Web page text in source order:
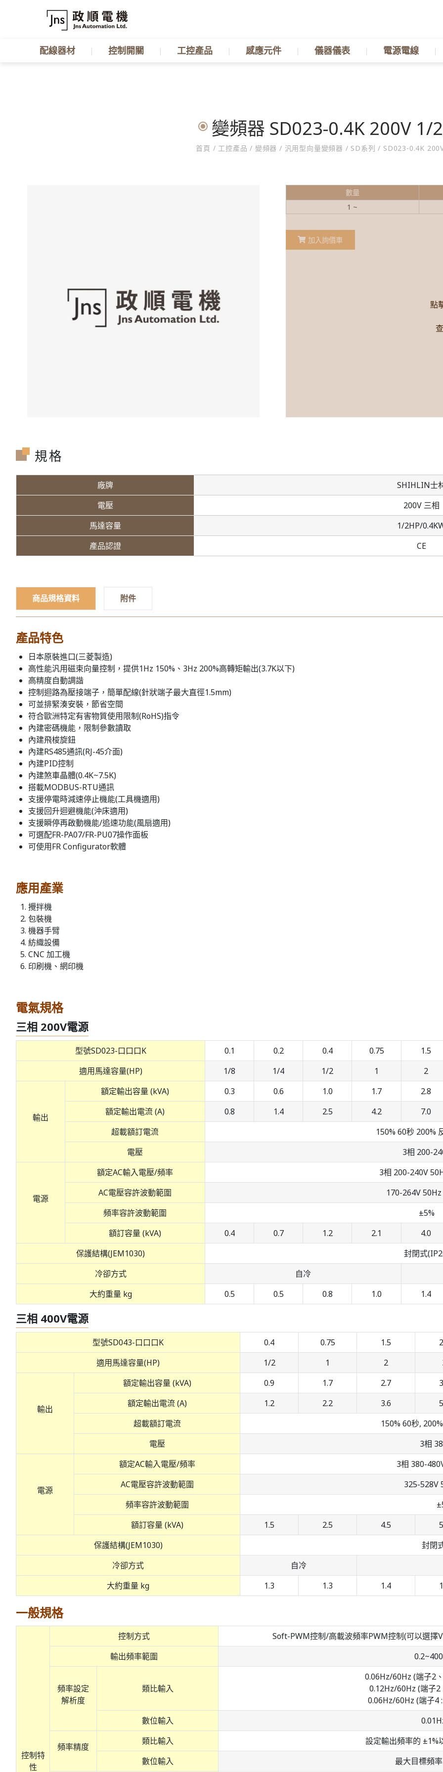
配線器材 控制開關 工控產品 感應元件 儀器儀表 電源電線
變頻器 SD023-0.4K 200V 1/
首頁 / 工控產品/ 變頻器 / 汎用型向量變頻器 / SD系列/ SD023-0.4K
點
數量
1 ~
加入詢價車
規格
廠牌
SHIHLIN士
電壓
200V 三相
馬達容量
1/2HP/
產品認證
CE
商品規格資料 附件
產品特色
日本原裝進口(三菱製造)
高性能汎用磁束向量控制，提供1Hz 150%、3Hz 200%高轉矩輸出(3.7K以下)
高精度自動調諧
控制迴路為壓接端子，簡單配線(針狀端子最大直徑1.5mm)
可並排緊湊安裝，節省空間
符合歐洲特定有害物質使用限制(RoHS)指令
內建密碼機能，限制參數讀取
內建飛梭旋鈕
內建RS485通訊(RJ-45介面)
內建PID控制
內建煞車晶體(0.4K~7.5K)
搭載MODBUS-RTU通訊
支援停電時減速停止機能(工具機適用)
支援回升迴避機能(沖床適用)
支援瞬停再啟動機能/追速功能(風扇適用)
可選配FR-PA07/FR-PU07操作面板
可使用FR Configurator軟體
應用產業
攪拌機
包裝機
機器手臂
紡織設備
CNC 加工機
印刷機、網印機
電氣規格
三相 200V電源
型號SD023-口口口K 0.1 0.2 0.4 0.75
1.5
適用馬達容量(HP)
1/8 1/4 1/2 1 2
輸出
額定輸出容量 (kVA) 0.3 0.6 1.0 1.7
2.8
額定輸出電流 (A)
0.8 1.4 2.5 4.2
7.0
超載額訂電流
150% 60秒 200%
電壓
3相 200-
電源
額定AC輸入電壓/頻率
3相 200-240V
AC電壓容許波動範圍
170-264V
頻率容許波動範圍
±5%
額訂容量 (kVA)
0.4 0.7 1.2 2.1
4.0
保護結構(JEM1030)
封閉式
冷卻方式
自冷
大約重量 kg
0.5 0.5 0.8 1.0 1.4
三相 400V電源
型號SD043-口口口K 0.4 0.75 1.5
適用馬達容量(HP)
1/2 1 2
輸出
額定輸出容量 (kVA) 0.9 1.7 2.7
額定輸出電流 (A)
1.2 2.2 3.6
超載額訂電流
150% 60秒,
電壓
3相
電源
額定AC輸入電壓/頻率
3相 380-
AC電壓容許波動範圍
325-528V
頻率容許波動範圍
額訂容量 (kVA)
1.5 2.5 4.5
保護結構(JEM1030)
封閉
冷卻方式
自冷
大約重量 kg
1.3 1.3 1.4
一般規格
控制特
性
控制方式
Soft-PWM控制/高載波頻率PWM控制(可以選擇
輸出頻率範圍
頻率設定
解析度
類比輸入
0.06Hz/60Hz (端子2
0.12Hz/60Hz (端子
0.06Hz/60Hz (端子
數位輸入
頻率精度
類比輸入
設定輸出頻率的
數位輸入
最大目標頻